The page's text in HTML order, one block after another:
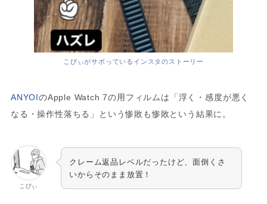
こびぃがサボっているインスタのストーリー
ANYOIのApple Watch 7の用フィルムは「浮く・感度が悪く
なる・操作性落ちる」という惨敗も惨敗という結果に。
こびぃ
クレーム返品レベルだったけど、面倒くさ
いからそのまま放置！